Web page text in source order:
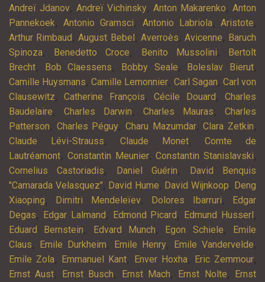
Andreï Jdanov, Andreï Vichinsky, Anton Makarenko, Anton
Pannekoek,Antonio Gramsci, Antonio Labriola,Aristote,
Arthur Rimbaud ,August Bebel , Averroès, Avicenne, Baruch
Spinoza, Benedetto Croce, Benito Mussolini,
Bertolt
Brecht, Bob Claessens, Bobby Seale, Boleslav Bierut,
Camille Huysmans,Camille Lemonnier, Carl Sagan, Carl von
Clausewitz,Catherine François,Cécile Douard ,Charles
Baudelaire, Charles Darwin, Charles Mauras, Charles
Patterson, Charles Péguy,Charu Mazumdar,Clara Zetkin,
Claude Lévi-Strauss,Claude Monet,Comte de
Lautréamont, Constantin Meunier,Constantin Stanislavski,
Cornelius Castoriadis, Daniel Guérin,
David Benquis
"Camarada Velasquez", David Hume, David Wijnkoop, Deng
Xiaoping, Dimitri Mendeleïev, Dolores Ibarruri,
Edgar
Degas, Edgar Lalmand , Edmond Picard , Edmund Husserl ,
Eduard Bernstein, Edvard Munch, Egon Schiele,
Emile
Claus, Emile Durkheim, Emile Henry, Emile Vandervelde,
Emile Zola, Emmanuel Kant, Enver Hoxha, Eric Zemmour,
Ernst Aust, Ernst Busch, Ernst Mach, Ernst Nolte,
Ernst